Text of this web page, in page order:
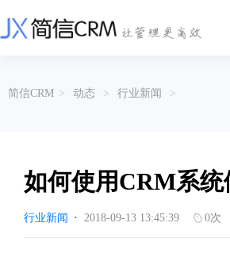
营销云
从营销获客到商机转化的全流程管理
渠道云
融合分公司、经销商、总部伙伴管理
挖现有客户价值以及开发更多新...
传媒企业自身由于数字化传媒的发
展，对其内部控制建设和完善也是...
帮助文档
以CRM产品为基础的功能点
关于简信
简信CRM > 动态 > 行业新闻 >
如何使用CRM系
行业新闻 · 2018-09-13 13:45:39 0次